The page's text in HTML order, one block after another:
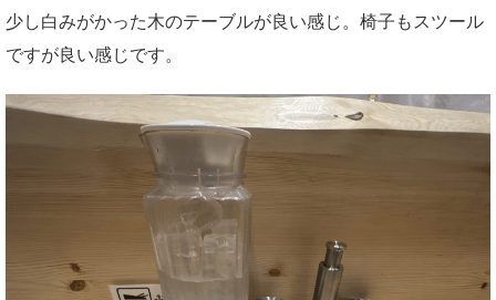
少し白みがかった木のテーブルが良い感じ。椅子もスツール
ですが良い感じです。